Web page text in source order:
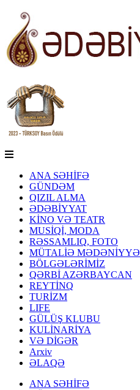
ANA SƏHİFƏ
GÜNDƏM
QIZIL ALMA
ƏDƏBİYYAT
KİNO VƏ TEATR
MUSİQİ, MODA
RƏSSAMLIQ, FOTO
MÜTALİƏ
BÖLGƏLƏRİMİZ
QƏRBİ AZƏRBAYCAN
REYTİNQ
TURİZM
LIFE
GÜLÜŞ KLUBU
KULİNARİYA
VƏ DİGƏR
Arxiv
ƏLAQƏ
ANA SƏHİFƏ